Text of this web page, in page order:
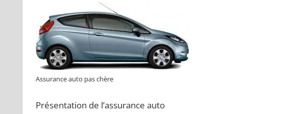
Assurance auto pas chère
Présentation de l’assurance auto